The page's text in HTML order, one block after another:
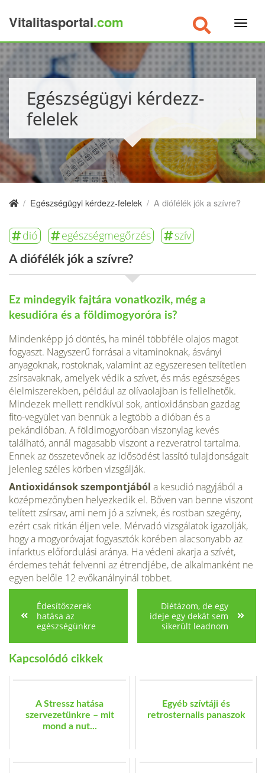
Vitalitasportal.com
Egészségügyi kérdezz-
felelek
/ Egészségügyi kérdezz-felelek / A diófélék jók a szívre?
dió egészségmegőrzés szív
A diófélék jók a szívre?
Ez mindegyik fajtára vonatkozik, még a
kesudióra és a földimogyoróra is?
Mindenképp jó döntés, ha minél többféle olajos magot
fogyaszt. Nagyszerű forrásai a vitaminoknak, ásványi
anyagoknak, rostoknak, valamint az egyszeresen telítetlen
zsírsavaknak, amelyek védik a szívet, és más egészséges
élelmiszerekben, például az olívaolajban is fellelhetők.
Mindezek mellett rendkívül sok, antioxidánsban gazdag
fito-vegyület van bennük a legtöbb a dióban és a
pekándióban. A földimogyoróban viszonylag kevés
található, annál magasabb viszont a rezveratrol tartalma.
Ennek az összetevőnek az idősödést lassító tulajdonságait
jelenleg széles körben vizsgálják.
Antioxidánsok szempontjából a kesudió nagyjából a
középmezőnyben helyezkedik el. Bőven van benne viszont
telített zsírsav, ami nem jó a szívnek, és rostban szegény,
ezért csak ritkán éljen vele. Mérvadó vizsgálatok igazolják,
hogy a mogyoróvajat fogyasztók körében alacsonyabb az
infarktus előfordulási aránya. Ha védeni akarja a szívét,
érdemes tehát felvenni az étrendjébe, de alkalmanként ne
egyen belőle 12 evőkanálnyinál többet.
Édesítőszerek
hatása az
egészségünkre
Diétázom, de egy
ideje egy dekát sem
sikerült leadnom
Kapcsolódó cikkek
A Stressz hatása
szervezetünkre – mit
mond a nut...
Egyéb szívtáji és
retrosternalis panaszok
×